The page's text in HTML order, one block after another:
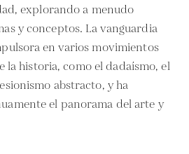
explorando a menudo
y conceptos. La vanguardia
en varios movimientos
la historia, como el dadaísmo, el
abstracto, y ha
el panorama del arte y